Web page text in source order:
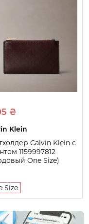
₴
Klein
Calvin Klein с
1159997812
One Size)
Size